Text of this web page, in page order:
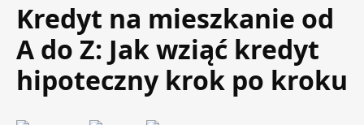
Kredyt na mieszkanie od
A do Z: Jak wziąć kredyt
hipoteczny krok po kroku